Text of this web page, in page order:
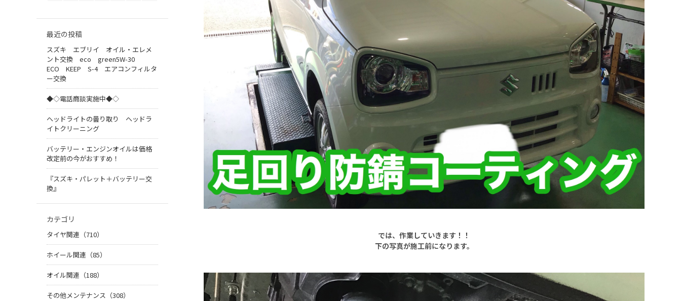
では、作業していきます！！
下の写真が施工前になります。
最近の投稿
スズキ エブリイ オイル・エレメ
ント交換 eco green5W-30
ECO KEEP S-4 エアコンフィルタ
ー交換
◆◇電話商談実施中◆◇
ヘッドライトの曇り取り ヘッドラ
イトクリーニング
バッテリー・エンジンオイルは価格
改定前の今がおすすめ！
『スズキ・パレット＋バッテリー交
換』
カテゴリ
タイヤ関連（710）
ホイール関連（85）
オイル関連（188）
その他メンテナンス（308）